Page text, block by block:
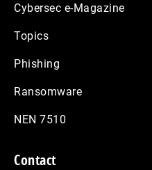
Cybersec e-Magazine
Topics
Phishing
Ransomware
NEN 7510
Contact